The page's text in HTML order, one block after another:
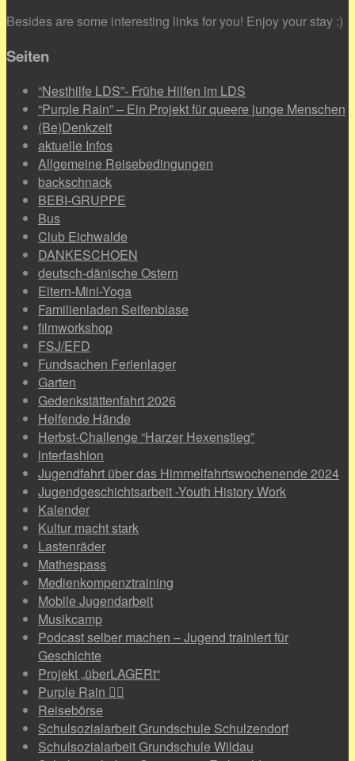
Besides are some interesting links for you! Enjoy your stay :)
Seiten
“Nesthilfe LDS”- Frühe Hilfen im LDS
“Purple Rain” – Ein Projekt für queere junge Menschen
(Be)Denkzeit
aktuelle Infos
Allgemeine Reisebedingungen
backschnack
BEBI-GRUPPE
Bus
Club Eichwalde
DANKESCHOEN
deutsch-dänische Ostern
Eltern-Mini-Yoga
Familienladen Seifenblase
filmworkshop
FSJ/EFD
Fundsachen Ferienlager
Garten
Gedenkstättenfahrt 2026
Helfende Hände
Herbst-Challenge “Harzer Hexenstieg”
interfashion
Jugendfahrt über das Himmelfahrtswochenende 2024
Jugendgeschichtsarbeit -Youth History Work
Kalender
Kultur macht stark
Lastenräder
Mathespass
Medienkompenztraining
Mobile Jugendarbeit
Musikcamp
Podcast selber machen – Jugend trainiert für
Geschichte
Projekt „überLAGERt“
Purple Rain 🏳️‍🌈
Reisebörse
Schulsozialarbeit Grundschule Schulzendorf
Schulsozialarbeit Grundschule Wildau